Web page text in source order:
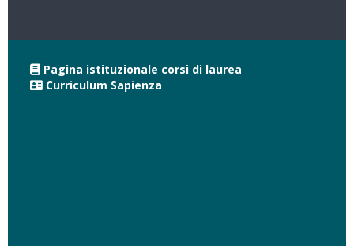
Pagina istituzionale corsi di laurea
Curriculum Sapienza